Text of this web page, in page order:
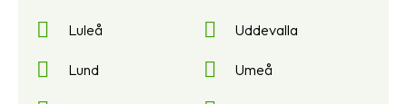
Luleå
Lund
Uddevalla
Umeå